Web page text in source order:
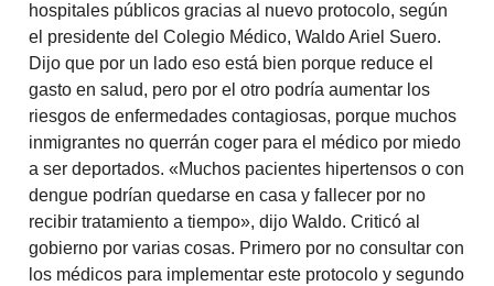
hospitales públicos gracias al nuevo protocolo, según
el presidente del Colegio Médico, Waldo Ariel Suero.
Dijo que por un lado eso está bien porque reduce el
gasto en salud, pero por el otro podría aumentar los
riesgos de enfermedades contagiosas, porque muchos
inmigrantes no querrán coger para el médico por miedo
a ser deportados. «Muchos pacientes hipertensos o con
dengue podrían quedarse en casa y fallecer por no
recibir tratamiento a tiempo», dijo Waldo. Criticó al
gobierno por varias cosas. Primero por no consultar con
los médicos para implementar este protocolo y segundo